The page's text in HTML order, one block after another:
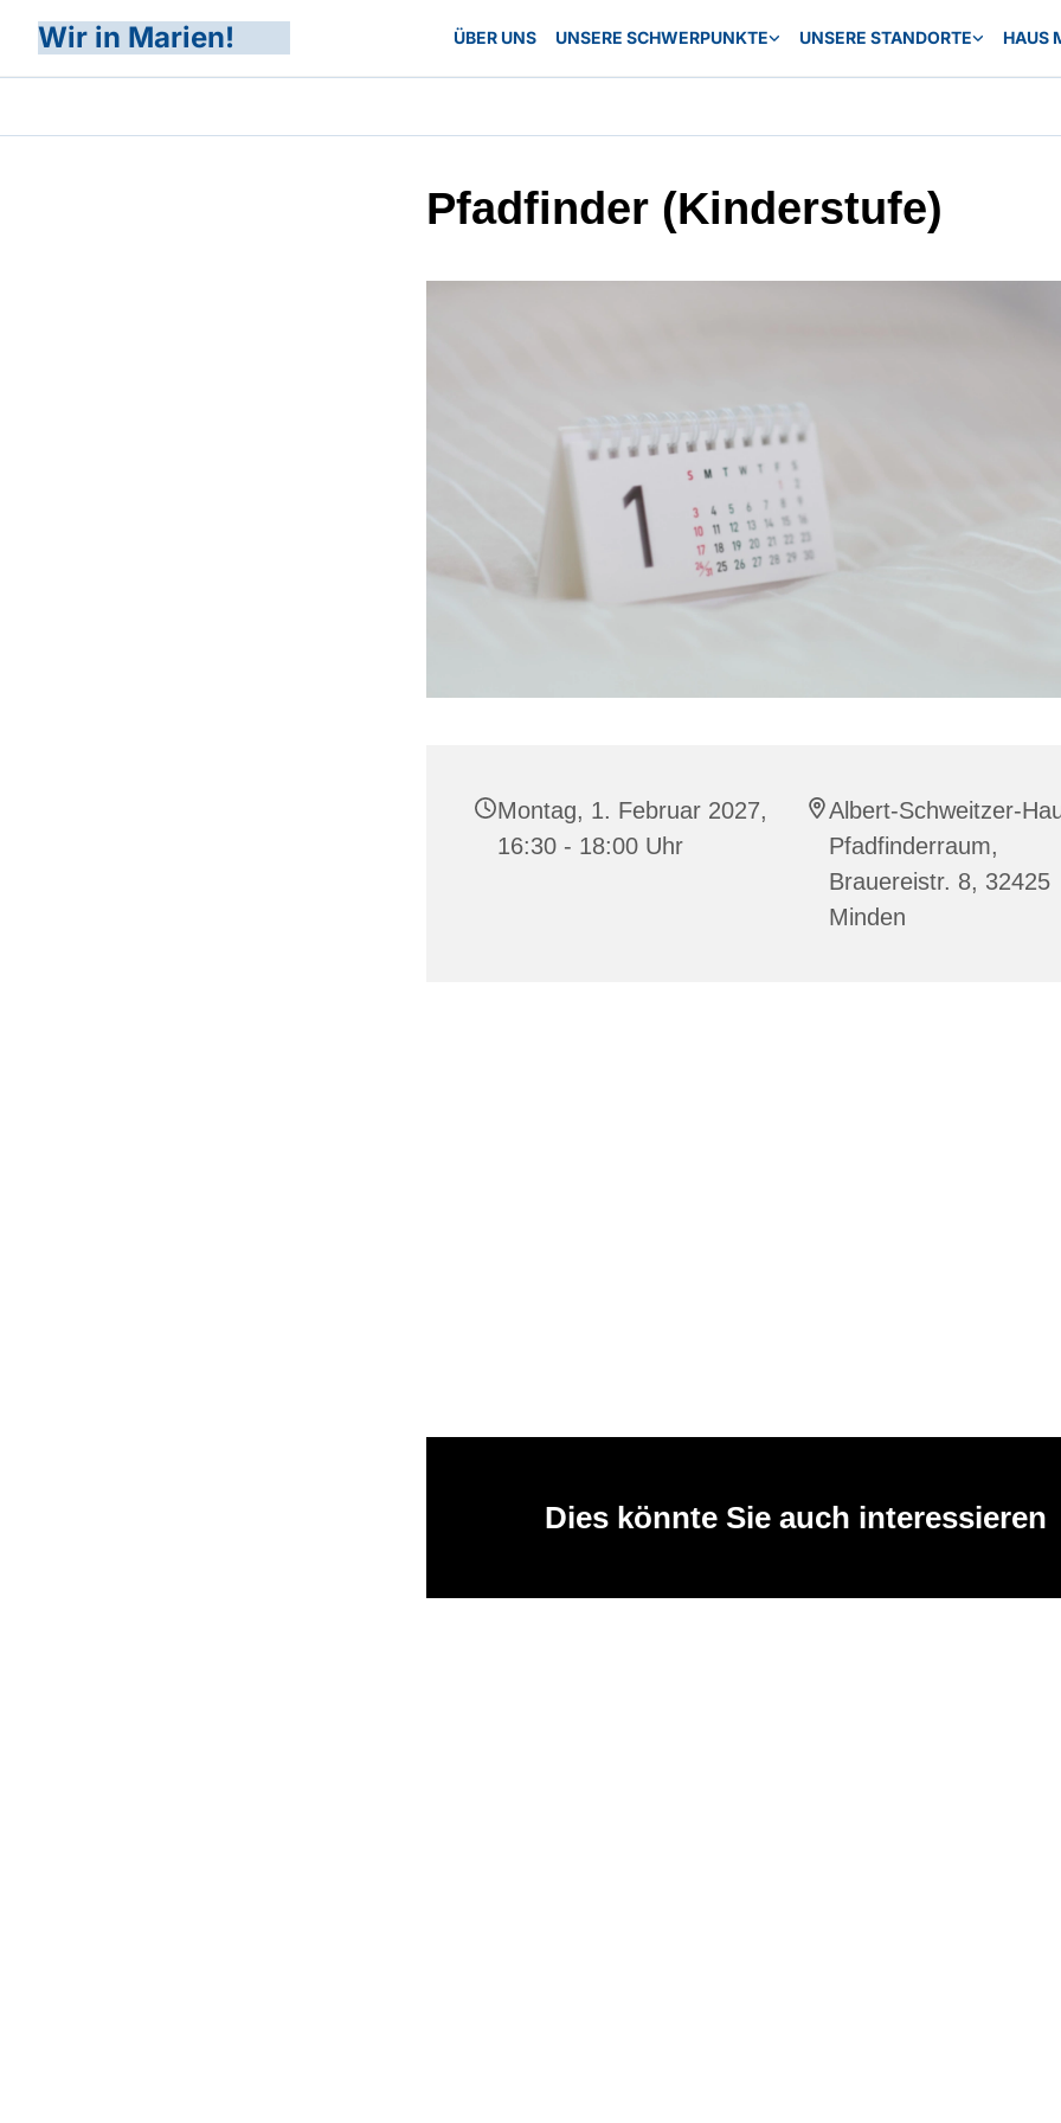
Wir in Marien! ÜBER UNS UNSERE SCHWERPUNKTE UNSERE STANDORTE HAUS
Pfadfinder (Kinderstufe)
Montag, 1. Februar 2027,
16:30 - 18:00 Uhr
Albert-Schweitzer-
Pfadfinderraum,
Brauereistr. 8, 32425
Minden
Dies könnte Sie auch interessieren